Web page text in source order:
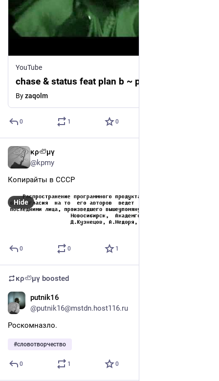
YouTube
chase & status feat plan b ~ pieces
Byzaqolm
0 1 0
κρ🦥μγ
@kpmy
Копирайты в СССР
Hide
0 0 1
κρ🦥μγ boosted
putnik16
@putnik16@mstdn.host116.ru
Роскомназло.
#словотворчество
0 1 0